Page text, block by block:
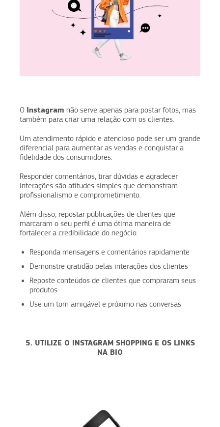
O Instagram não serve apenas para postar fotos, mas
também para criar uma relação com os clientes.
Um atendimento rápido e atencioso pode ser um grande
diferencial para aumentar as vendas e conquistar a
fidelidade dos consumidores.
Responder comentários, tirar dúvidas e agradecer
interações são atitudes simples que demonstram
profissionalismo e comprometimento.
Além disso, repostar publicações de clientes que
marcaram o seu perfil é uma ótima maneira de
fortalecer a credibilidade do negócio.
Responda mensagens e comentários rapidamente
Demonstre gratidão pelas interações dos clientes
Reposte conteúdos de clientes que compraram seus
produtos
Use um tom amigável e próximo nas conversas
5. UTILIZE O INSTAGRAM SHOPPING E OS LINKS
NA BIO